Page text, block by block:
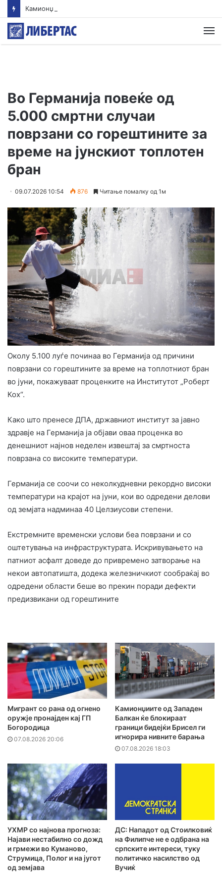
Во Германија повеќе од
5.000 смртни случаи
поврзани со горештините за
време на јунскиот топлотен
бран
09.07.2026 10:54 876 Читање помалку од 1м
Околу 5.100 луѓе починаа во Германија од причини
поврзани со горештините за време на топлотниот бран
во јуни, покажуваат проценките на Институтот „Роберт
Кох“.
Како што пренесе ДПА, државниот институт за јавно
здравје на Германија ја објави оваа проценка во
денешниот најнов неделен извештај за смртноста
поврзана со високите температури.
Германија се соочи со неколкудневни рекордно високи
температури на крајот на јуни, кои во одредени делови
од земјата надминаа 40 Целзиусови степени.
Екстремните временски услови беа поврзани и со
оштетувања на инфраструктурата. Искривувањето на
патниот асфалт доведе до привремено затворање на
некои автопатишта, додека железничкиот сообраќај во
одредени области беше во прекин поради дефекти
предизвикани од горештините
Мигрант со рана од огнено
оружје пронајден кај ГП
Богородица
07.08.2026 20:06
Камионџиите од Западен
Балкан ќе блокираат
граници бидејќи Брисел ги
игнорира нивните барања
07.08.2026 18:03
УХМР со најнова прогноза:
Најави нестабилно со дожд
и грмежи во Куманово,
Струмица, Полог и на југот
од земјава
ДС: Нападот од Стоилковиќ
на Филипче не е одбрана на
српските интереси, туку
политичко насилство од
Вучиќ